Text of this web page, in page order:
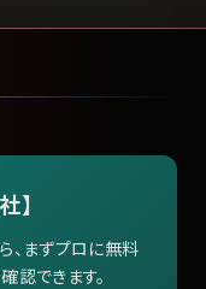
】
、まずプロに無料
認できます。